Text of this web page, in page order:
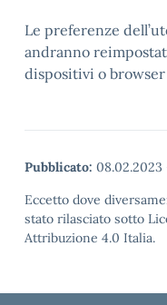
Le preferenze
andranno
dispositivi o
Pubblicato: 08.02.2023
Eccetto dove
stato rilasciato sotto
Attribuzione 4.0 Italia.